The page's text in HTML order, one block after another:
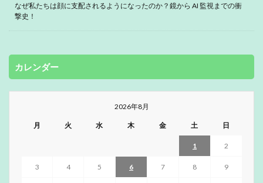
なぜ私たちは顔に支配されるようになったのか？鏡から AI 監視までの衝
撃史！
カレンダー
2026年8月
月 火 水 木 金 土 日
1 2
3 4 5 6 7 8 9